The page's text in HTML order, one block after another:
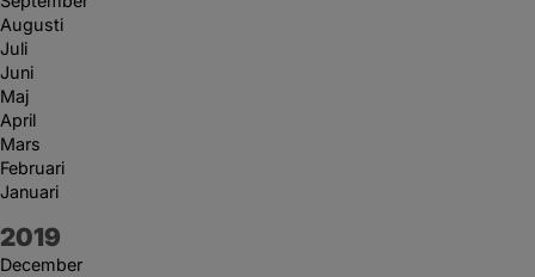
Augusti
Juli
Juni
Maj
April
Mars
Februari
Januari
År:
2019
December